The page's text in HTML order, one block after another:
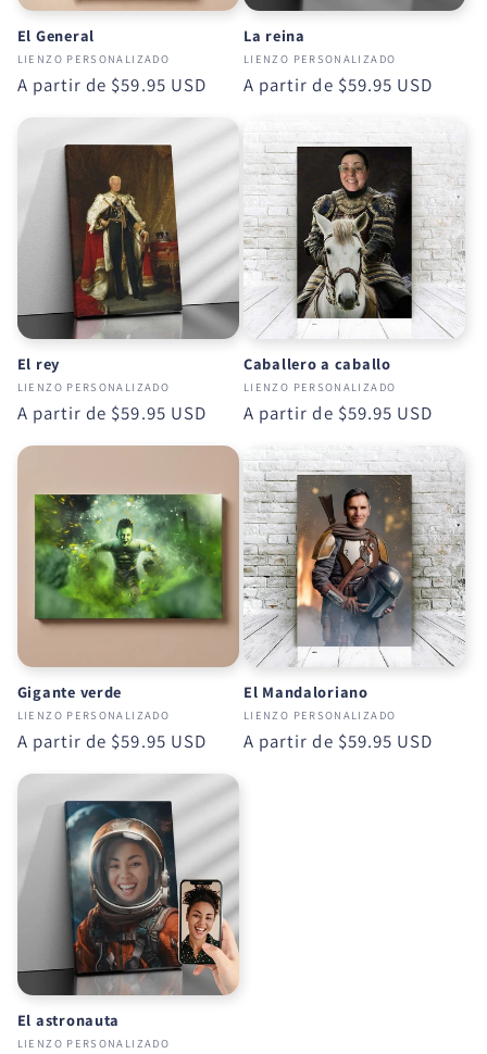
El General
LIENZO PERSONALIZADO
Precio
A partir de $59.95 USD
La reina
LIENZO PERSONALIZADO
Precio
A partir de $59.95 USD
El rey
LIENZO PERSONALIZADO
Precio
A partir de $59.95 USD
Caballero a caballo
LIENZO PERSONALIZADO
Precio
A partir de $59.95 USD
Gigante verde
LIENZO PERSONALIZADO
Precio
A partir de $59.95 USD
El Mandaloriano
LIENZO PERSONALIZADO
Precio
A partir de $59.95 USD
El astronauta
LIENZO PERSONALIZADO